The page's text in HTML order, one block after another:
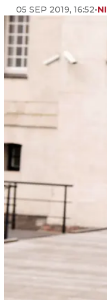
05 SEP 2019, 16:52•